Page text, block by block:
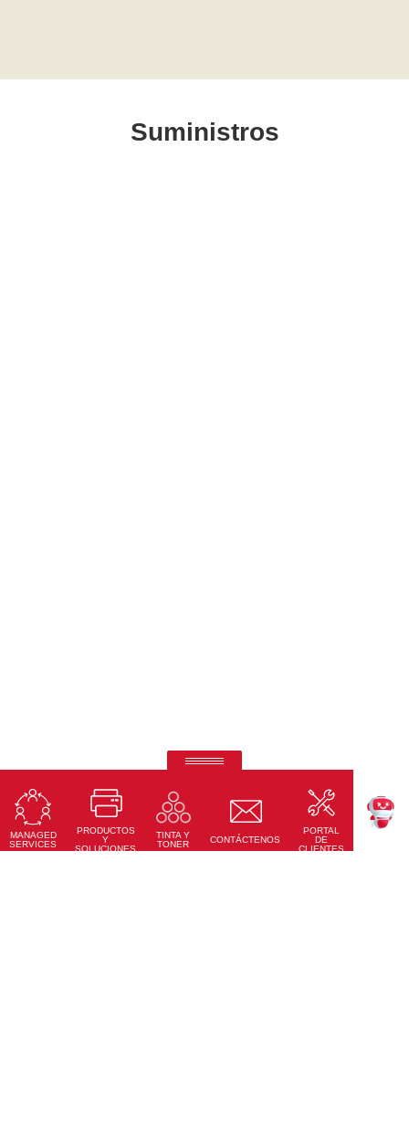
Suministros
MANAGED
SERVICES
PRODUCTOS
Y
SOLUCIONES
TINTA Y
TONER
CONTÁCTENOS
PORTAL
DE
CLIENTES
Pantallas Interactivas Ricoh
Precisión táctil, conectividad total y diseño moderno
Conoce Más